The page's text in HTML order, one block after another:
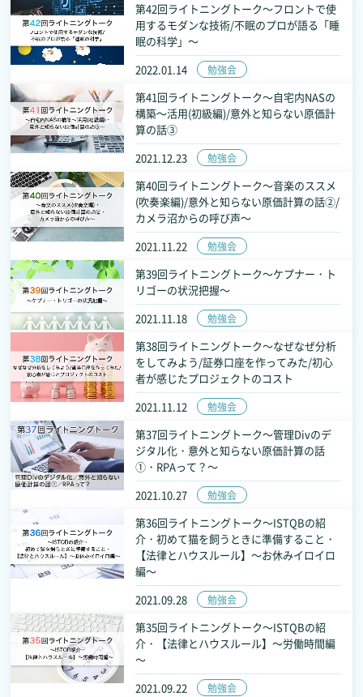
2022.01.14 勉強会
第42回ライトニングトーク～フロントで使
用するモダンな技術/不眠のプロが語る「睡
眠の科学」～
2021.12.23 勉強会
第41回ライトニングトーク～自宅内NASの
構築～活用(初級編)/意外と知らない原価計
算の話③
2021.11.22 勉強会
第40回ライトニングトーク～音楽のススメ
(吹奏楽編)/意外と知らない原価計算の話②/
カメラ沼からの呼び声～
2021.11.18 勉強会
第39回ライトニングトーク～ケプナー・ト
リゴーの状況把握～
2021.11.12 勉強会
第38回ライトニングトーク～なぜなぜ分析
をしてみよう/証券口座を作ってみた/初心
者が感じたプロジェクトのコスト
2021.10.27 勉強会
第37回ライトニングトーク～管理Divのデ
ジタル化・意外と知らない原価計算の話
①・RPAって？～
2021.09.28 勉強会
第36回ライトニングトーク～ISTQBの紹
介・初めて猫を飼うときに準備すること・
【法律とハウスルール】～お休みイロイロ
編～
2021.09.22 勉強会
第35回ライトニングトーク～ISTQBの紹
介・【法律とハウスルール】～労働時間編
～